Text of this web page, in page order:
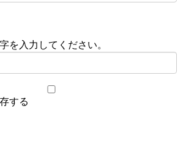
を入力してください。
する